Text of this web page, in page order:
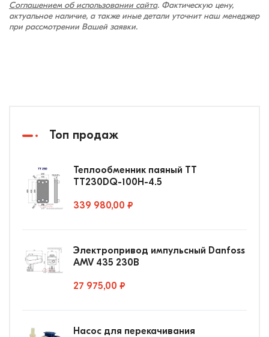
Соглашением об использовании сайта. Фактическую цену,
актуальное наличие, а также иные детали уточнит наш менеджер
при рассмотрении Вашей заявки.
Топ продаж
Теплообменник паяный ТТ
ТТ230DQ-100Н-4.5
339 980,00 ₽
Электропривод импульсный Danfoss
AMV 435 230В
27 975,00 ₽
Насос для перекачивания